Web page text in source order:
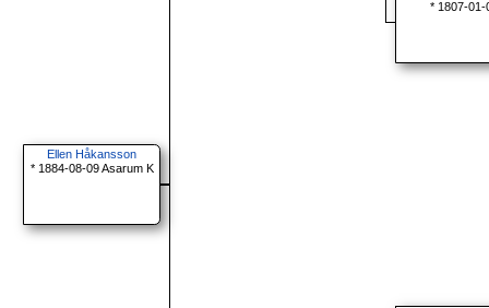
Ellen Håkansson
* 1884-08-09 Asarum K
* 1807-01-